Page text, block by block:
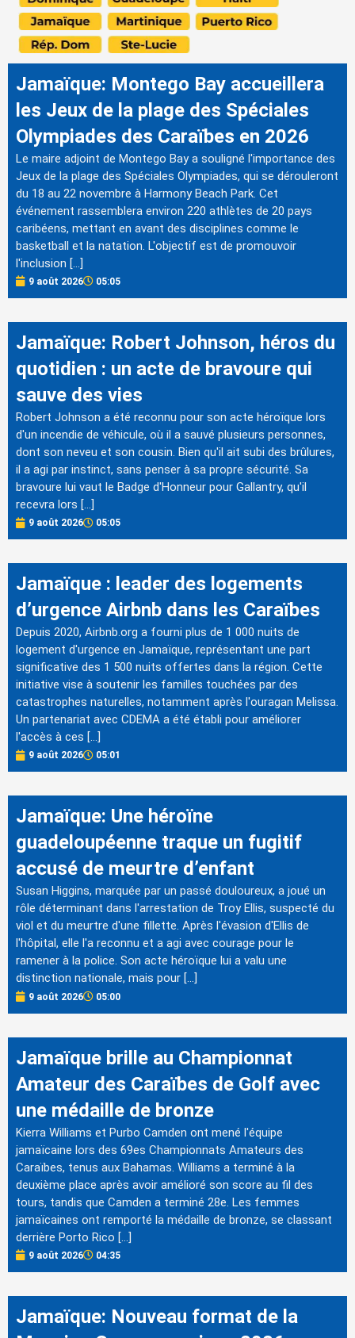
Jamaïque: Montego Bay accueillera
les Jeux de la plage des Spéciales
Olympiades des Caraïbes en 2026
Le maire adjoint de Montego Bay a souligné l'importance des
Jeux de la plage des Spéciales Olympiades, qui se dérouleront
du 18 au 22 novembre à Harmony Beach Park. Cet
événement rassemblera environ 220 athlètes de 20 pays
caribéens, mettant en avant des disciplines comme le
basketball et la natation. L'objectif est de promouvoir
l'inclusion […]
9 août 2026 05:05
Jamaïque: Robert Johnson, héros du
quotidien : un acte de bravoure qui
sauve des vies
Robert Johnson a été reconnu pour son acte héroïque lors
d'un incendie de véhicule, où il a sauvé plusieurs personnes,
dont son neveu et son cousin. Bien qu'il ait subi des brûlures,
il a agi par instinct, sans penser à sa propre sécurité. Sa
bravoure lui vaut le Badge d'Honneur pour Gallantry, qu'il
recevra lors […]
9 août 2026 05:05
Jamaïque : leader des logements
d’urgence Airbnb dans les Caraïbes
Depuis 2020, Airbnb.org a fourni plus de 1 000 nuits de
logement d'urgence en Jamaïque, représentant une part
significative des 1 500 nuits offertes dans la région. Cette
initiative vise à soutenir les familles touchées par des
catastrophes naturelles, notamment après l'ouragan Melissa.
Un partenariat avec CDEMA a été établi pour améliorer
l'accès à ces […]
9 août 2026 05:01
Jamaïque: Une héroïne
guadeloupéenne traque un fugitif
accusé de meurtre d’enfant
Susan Higgins, marquée par un passé douloureux, a joué un
rôle déterminant dans l'arrestation de Troy Ellis, suspecté du
viol et du meurtre d'une fillette. Après l'évasion d'Ellis de
l'hôpital, elle l'a reconnu et a agi avec courage pour le
ramener à la police. Son acte héroïque lui a valu une
distinction nationale, mais pour […]
9 août 2026 05:00
Jamaïque brille au Championnat
Amateur des Caraïbes de Golf avec
une médaille de bronze
Kierra Williams et Purbo Camden ont mené l'équipe
jamaïcaine lors des 69es Championnats Amateurs des
Caraïbes, tenus aux Bahamas. Williams a terminé à la
deuxième place après avoir amélioré son score au fil des
tours, tandis que Camden a terminé 28e. Les femmes
jamaïcaines ont remporté la médaille de bronze, se classant
derrière Porto Rico […]
9 août 2026 04:35
Jamaïque: Nouveau format de la